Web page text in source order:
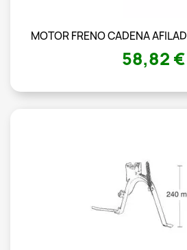
MOTOR FRENO CADENA
58,82 €